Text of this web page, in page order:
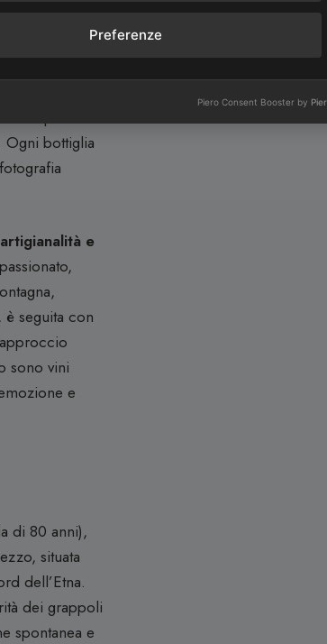
e
su note
al palato
Ogni bottiglia
artigianalità e
seguita con
sono vini
e
di 80 anni),
situata
dell’Etna.
dei grappoli
spontanea e
Preferenze
Piero Consent Booster by